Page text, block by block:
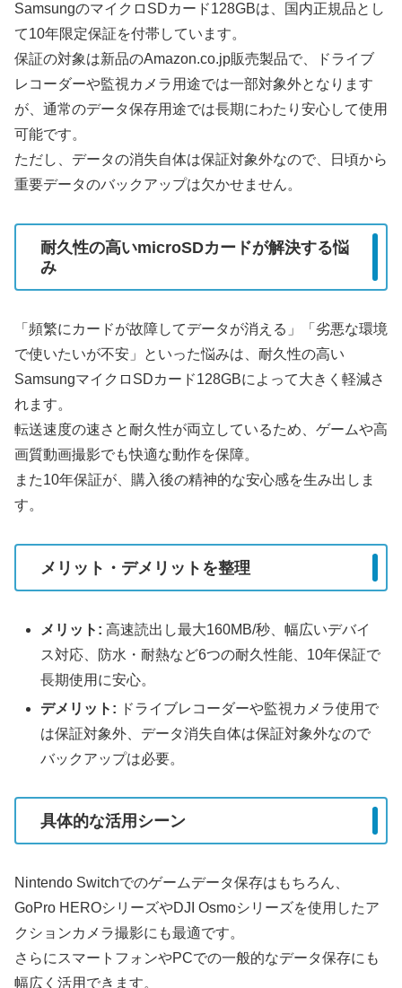
SamsungのマイクロSDカード128GBは、国内正規品とし
て10年限定保証を付帯しています。
保証の対象は新品のAmazon.co.jp販売製品で、ドライブ
レコーダーや監視カメラ用途では一部対象外となります
が、通常のデータ保存用途では長期にわたり安心して使用
可能です。
ただし、データの消失自体は保証対象外なので、日頃から
重要データのバックアップは欠かせません。
耐久性の高いmicroSDカードが解決する悩
み
「頻繁にカードが故障してデータが消える」「劣悪な環境
で使いたいが不安」といった悩みは、耐久性の高い
SamsungマイクロSDカード128GBによって大きく軽減さ
れます。
転送速度の速さと耐久性が両立しているため、ゲームや高
画質動画撮影でも快適な動作を保障。
また10年保証が、購入後の精神的な安心感を生み出しま
す。
メリット・デメリットを整理
メリット: 高速読出し最大160MB/秒、幅広いデバイ
ス対応、防水・耐熱など6つの耐久性能、10年保証で
長期使用に安心。
デメリット: ドライブレコーダーや監視カメラ使用で
は保証対象外、データ消失自体は保証対象外なので
バックアップは必要。
具体的な活用シーン
Nintendo Switchでのゲームデータ保存はもちろん、
GoPro HEROシリーズやDJI Osmoシリーズを使用したア
クションカメラ撮影にも最適です。
さらにスマートフォンやPCでの一般的なデータ保存にも
幅広く活用できます。